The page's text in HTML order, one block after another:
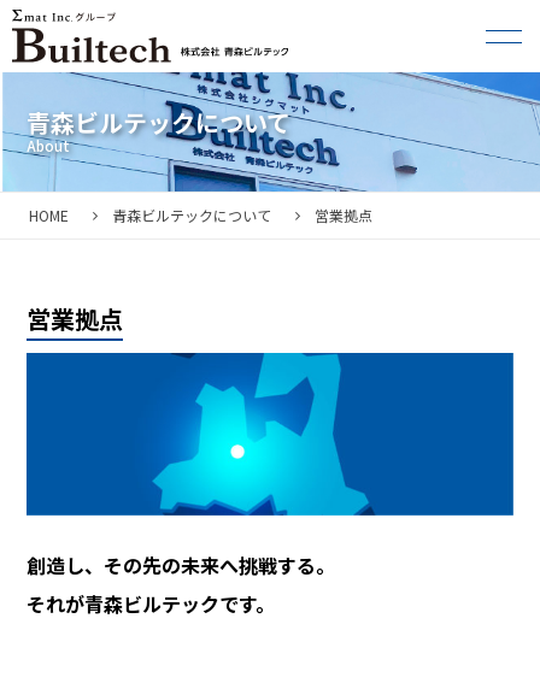
青森ビルテックについて
HOME 青森ビルテックについて 営業拠点
営業拠点
創造し、その先の未来へ挑戦する。
それが青森ビルテックです。